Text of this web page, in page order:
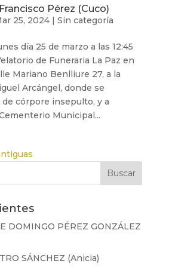
Pérez (Cuco)
25, 2024| Sin categoría
día 25 de marzo a las 12:45
de Funeraria La Paz en
Mariano Benlliure 27, a la
Arcángel, donde se
de córpore insepulto, y a
Municipal...
DOMINGO PÉREZ GONZÁLEZ
SÁNCHEZ (Anicia)